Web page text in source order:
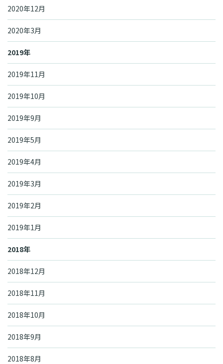
2020年12月
2020年3月
2019年
2019年11月
2019年10月
2019年9月
2019年5月
2019年4月
2019年3月
2019年2月
2019年1月
2018年
2018年12月
2018年11月
2018年10月
2018年9月
2018年8月